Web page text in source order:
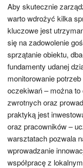
Aby skutecznie
warto wdrożyć kilka
kluczowe jest
się na zadowolenie
sprzątanie obiektu,
fundamenty udanej
monitorowanie
oczekiwań – można
zwrotnych oraz
praktyką jest
oraz pracowników –
warsztatach pozwala
wprowadzanie
współpracę z